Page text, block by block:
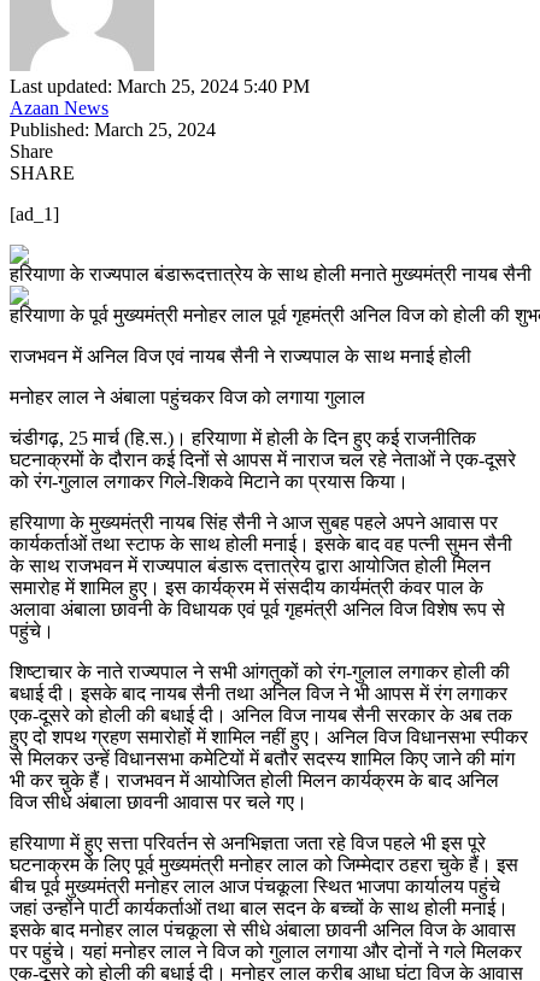
Last updated: March 25, 2024 5:40 PM
Azaan News
Published: March 25, 2024
Share
SHARE
[ad_1]
राजभवन में अनिल विज एवं नायब सैनी ने राज्यपाल के साथ मनाई होली
मनोहर लाल ने अंबाला पहुंचकर विज को लगाया गुलाल
चंडीगढ़, 25 मार्च (हि.स.)। हरियाणा में होली के दिन हुए कई राजनीतिक
घटनाक्रमों के दौरान कई दिनों से आपस में नाराज चल रहे नेताओं ने एक-दूसरे
को रंग-गुलाल लगाकर गिले-शिकवे मिटाने का प्रयास किया।
हरियाणा के मुख्यमंत्री नायब सिंह सैनी ने आज सुबह पहले अपने आवास पर
कार्यकर्ताओं तथा स्टाफ के साथ होली मनाई। इसके बाद वह पत्नी सुमन सैनी
के साथ राजभवन में राज्यपाल बंडारू दत्तात्रेय द्वारा आयोजित होली मिलन
समारोह में शामिल हुए। इस कार्यक्रम में संसदीय कार्यमंत्री कंवर पाल के
अलावा अंबाला छावनी के विधायक एवं पूर्व गृहमंत्री अनिल विज विशेष रूप से
पहुंचे।
शिष्टाचार के नाते राज्यपाल ने सभी आंगतुकों को रंग-गुलाल लगाकर होली की
बधाई दी। इसके बाद नायब सैनी तथा अनिल विज ने भी आपस में रंग लगाकर
एक-दूसरे को होली की बधाई दी। अनिल विज नायब सैनी सरकार के अब तक
हुए दो शपथ ग्रहण समारोहों में शामिल नहीं हुए। अनिल विज विधानसभा स्पीकर
से मिलकर उन्हें विधानसभा कमेटियों में बतौर सदस्य शामिल किए जाने की मांग
भी कर चुके हैं। राजभवन में आयोजित होली मिलन कार्यक्रम के बाद अनिल
विज सीधे अंबाला छावनी आवास पर चले गए।
हरियाणा में हुए सत्ता परिवर्तन से अनभिज्ञता जता रहे विज पहले भी इस पूरे
घटनाक्रम के लिए पूर्व मुख्यमंत्री मनोहर लाल को जिम्मेदार ठहरा चुके हैं। इस
बीच पूर्व मुख्यमंत्री मनोहर लाल आज पंचकूला स्थित भाजपा कार्यालय पहुंचे
जहां उन्होंने पार्टी कार्यकर्ताओं तथा बाल सदन के बच्चों के साथ होली मनाई।
इसके बाद मनोहर लाल पंचकूला से सीधे अंबाला छावनी अनिल विज के आवास
पर पहुंचे। यहां मनोहर लाल ने विज को गुलाल लगाया और दोनों ने गले मिलकर
एक-दूसरे को होली की बधाई दी। मनोहर लाल करीब आधा घंटा विज के आवास